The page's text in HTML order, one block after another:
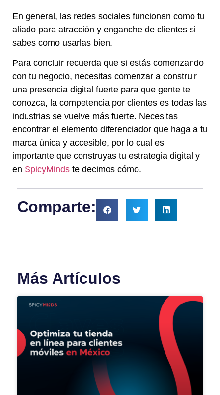
En general, las redes sociales funcionan como tu
aliado para atracción y enganche de clientes si
sabes como usarlas bien.
Para concluir recuerda que si estás comenzando
con tu negocio, necesitas comenzar a construir
una presencia digital fuerte para que gente te
conozca, la competencia por clientes es todas las
industrias se vuelve más fuerte. Necesitas
encontrar el elemento diferenciador que haga a tu
marca única y accesible, por lo cual es
importante que construyas tu estrategia digital y
en SpicyMinds te decimos cómo.
Comparte:
Más Artículos